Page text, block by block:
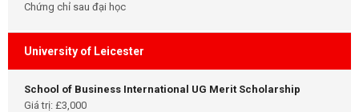
Chứng chỉ sau đại học
University of Leicester
School of Business International UG Merit Scholarship
Giá trị: £3,000